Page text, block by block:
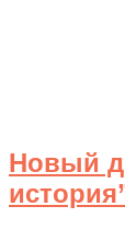
Новый